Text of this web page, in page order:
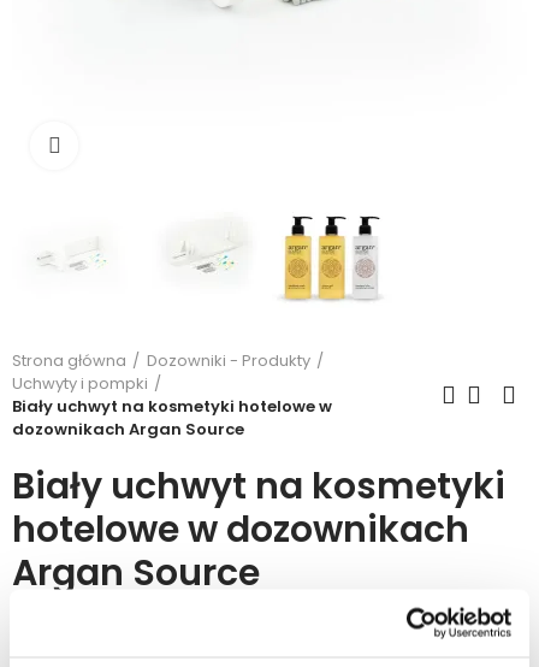
Strona główna
Dozowniki - Produkty
Uchwyty i pompki
Biały uchwyt na kosmetyki hotelowe w
dozownikach Argan Source
Biały uchwyt na kosmetyki
hotelowe w dozownikach
Argan Source